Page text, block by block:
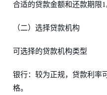
合适的贷款金额和还款期限1
（二）选择贷款机构
可选择的贷款机构类型
银行：较为正规，贷款利率
格。